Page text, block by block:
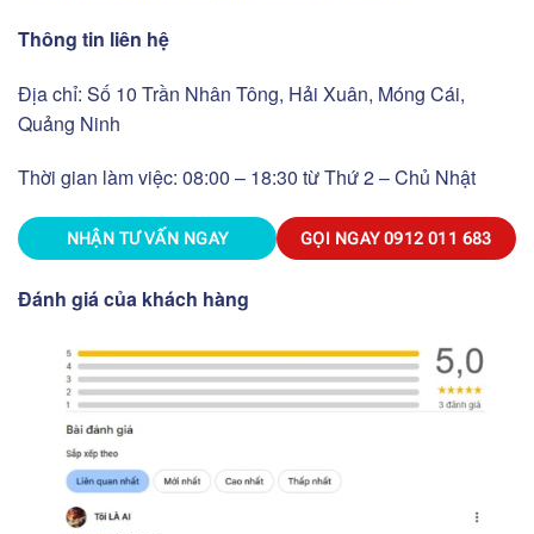
Thông tin liên hệ
Địa chỉ: Số 10 Trần Nhân Tông, Hải Xuân, Móng Cái,
Quảng Ninh
Thời gian làm việc: 08:00 – 18:30 từ Thứ 2 – Chủ Nhật
NHẬN TƯ VẤN NGAY GỌI NGAY0912 011 683
Đánh giá của khách hàng